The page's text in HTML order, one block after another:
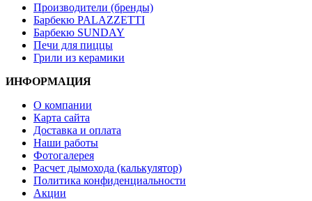
Производители (бренды)
Барбекю PALAZZETTI
Барбекю SUNDAY
Печи для пиццы
Грили из керамики
ИНФОРМАЦИЯ
О компании
Карта сайта
Доставка и оплата
Наши работы
Фотогалерея
Расчет дымохода (калькулятор)
Политика конфиденциальности
Акции